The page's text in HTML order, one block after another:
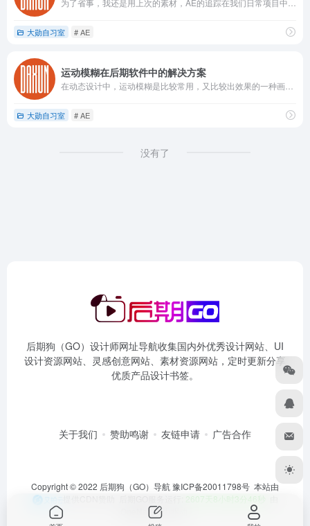
大勋自习室 # AE
运动模糊在后期软件中的解决方案
大勋自习室 # AE
没有了
后期狗（GO）设计师网址导航收集国内外优秀设计网站、UI
设计资源网站、灵感创意网站、素材资源网站，定时更新分享
优质产品设计书签。
关于我们 赞助鸣谢 友链申请 广告合作
Copyright © 2022 后期狗（GO）导航豫ICP备20011798号 本站由
OneNav强力驱动